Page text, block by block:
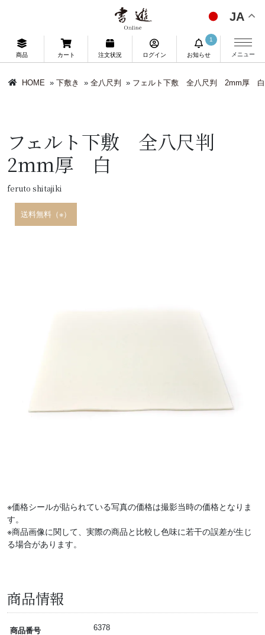
JA
商品 カート 注文状況 ログイン お知らせ
1
メニュー
HOME » 下敷き » 全八尺判 » フェルト下敷 全八尺判 2mm厚 白
フェルト下敷 全八尺判
2mm厚 白
feruto shitajiki
送料無料（※）
※価格シールが貼られている写真の価格は撮影当時の価格となりま
す。
※商品画像に関して、実際の商品と比較し色味に若干の誤差が生じ
る場合があります。
商品情報
商品番号 6378